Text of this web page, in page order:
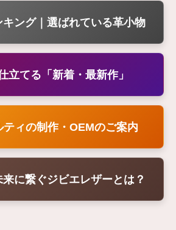
ング｜選ばれている革小物
立てる「新着・最新作」
ィの制作・OEMのご案内
に繋ぐジビエレザーとは？